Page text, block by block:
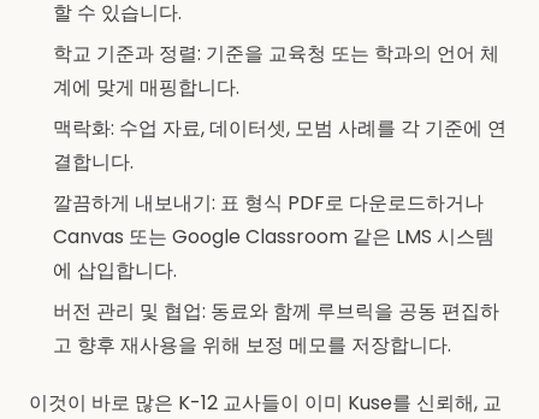
할 수 있습니다.
학교 기준과 정렬: 기준을 교육청 또는 학과의 언어 체
계에 맞게 매핑합니다.
맥락화: 수업 자료, 데이터셋, 모범 사례를 각 기준에 연
결합니다.
깔끔하게 내보내기: 표 형식 PDF로 다운로드하거나
Canvas 또는 Google Classroom 같은 LMS 시스템
에 삽입합니다.
버전 관리 및 협업: 동료와 함께 루브릭을 공동 편집하
고 향후 재사용을 위해 보정 메모를 저장합니다.
이것이 바로 많은 K-12 교사들이 이미 Kuse를 신뢰해, 교